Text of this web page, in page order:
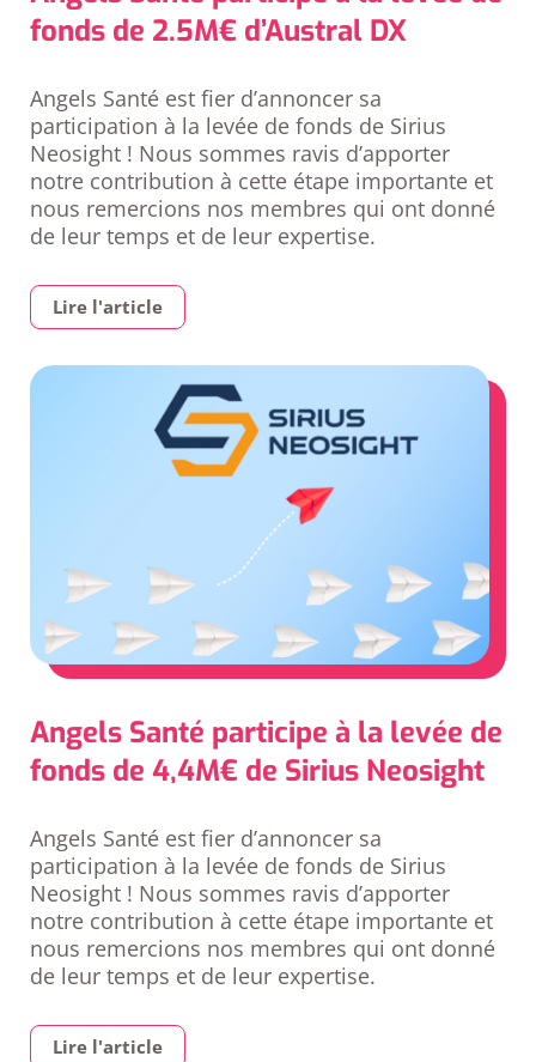
fonds de 2.5M€ d’Austral DX
Angels Santé est fier d’annoncer sa
participation à la levée de fonds de Sirius
Neosight ! Nous sommes ravis d’apporter
notre contribution à cette étape importante et
nous remercions nos membres qui ont donné
de leur temps et de leur expertise.
Lire l'article
Angels Santé participe à la levée de
fonds de 4,4M€ de Sirius Neosight
Angels Santé est fier d’annoncer sa
participation à la levée de fonds de Sirius
Neosight ! Nous sommes ravis d’apporter
notre contribution à cette étape importante et
nous remercions nos membres qui ont donné
de leur temps et de leur expertise.
Lire l'article